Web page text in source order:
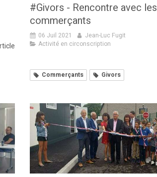
#Givors - Rencontre avec les
commerçants
06 Juil 2021
Jean-Luc Fugit
Activité en circonscription
Commerçants Givors